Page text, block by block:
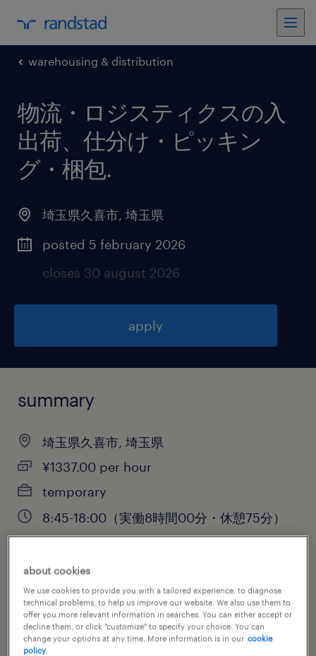
warehousing & distribution
物流・ロジスティクスの入
出荷、仕分け・ピッキン
グ・梱包.
埼玉県久喜市, 埼玉県
posted 5 february 2026
closes 30 august 2026
apply
summary
埼玉県久喜市, 埼玉県
¥1337.00 per hour
temporary
8:45-18:00（実働8時間00分・休憩75分）
warehousing & distribution
about cookies
We use cookies to provide you with a tailored experience, to diagnose
technical problems, to help us improve our website. We also use them to
offer you more relevant information in searches. You can either accept or
decline them, or click "customize" to specify your choice. You can
change your options at any time. More information is in our cookie
policy.